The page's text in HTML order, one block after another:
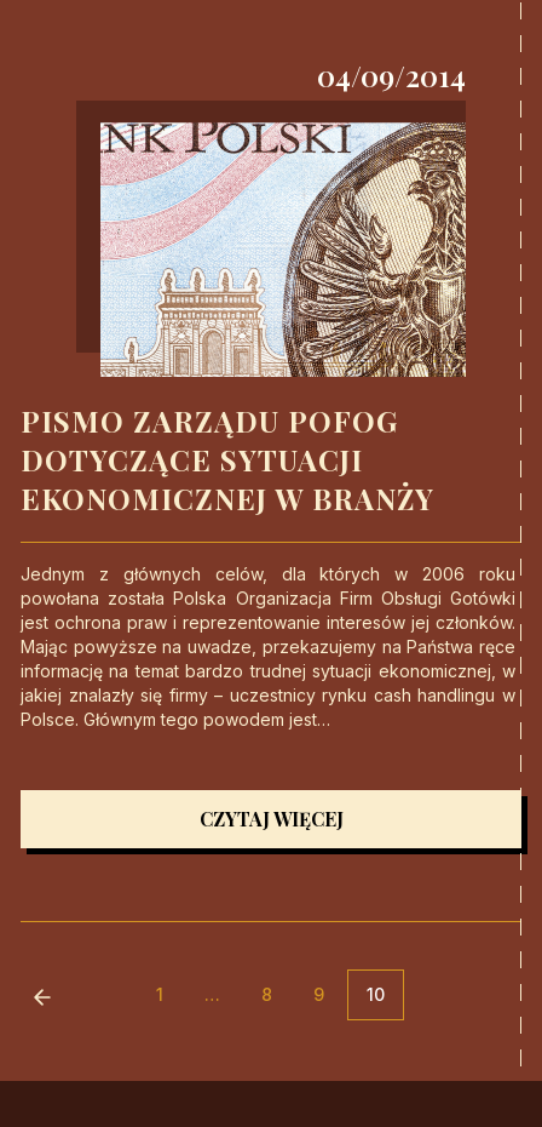
04/09/2014
PISMO ZARZĄDU POFOG
DOTYCZĄCE SYTUACJI
EKONOMICZNEJ W BRANŻY
Jednym z głównych celów, dla których w 2006 roku
powołana została Polska Organizacja Firm Obsługi Gotówki
jest ochrona praw i reprezentowanie interesów jej członków.
Mając powyższe na uwadze, przekazujemy na Państwa ręce
informację na temat bardzo trudnej sytuacji ekonomicznej, w
jakiej znalazły się firmy – uczestnicy rynku cash handlingu w
Polsce. Głównym tego powodem jest…
CZYTAJ WIĘCEJ
Poprzednia strona
1 … 8 9 10